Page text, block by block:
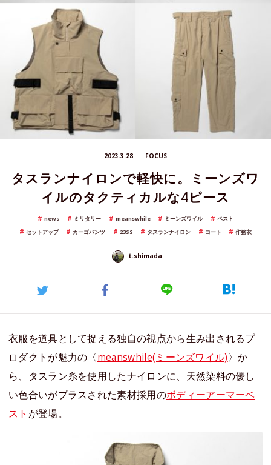
2023.3.28 FOCUS
タスランナイロンで軽快に。ミーンズワ
イルのタクティカルな4ピース
news ミリタリー meanswhile ミーンズワイル
ベスト
セットアップ
カーゴパンツ 23SS タスランナイロン コート 作務衣
t.shimada
衣服を道具として捉える独自の視点から生み出されるプ
ロダクトが魅力の〈meanswhile(ミーンズワイル)〉か
ら、タスラン糸を使用したナイロンに、天然染料の優し
い色合いがプラスされた素材採用のボディーアーマーベ
スト が登場。